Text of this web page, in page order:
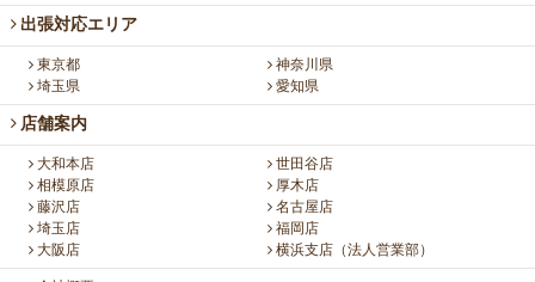
出張対応エリア
東京都
神奈川県
埼玉県
愛知県
店舗案内
大和本店
世田谷店
相模原店
厚木店
藤沢店
名古屋店
埼玉店
福岡店
大阪店
横浜支店（法人営業部）